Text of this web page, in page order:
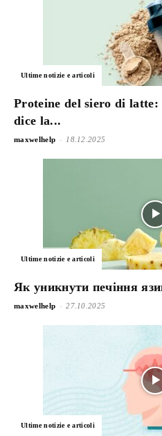
Ultime notizie e articoli
Proteine del siero di latte:
dice la...
maxwelhelp - 18.12.2025
Ultime notizie e articoli
Як уникнути печіння
maxwelhelp - 27.10.2025
Ultime notizie e articoli